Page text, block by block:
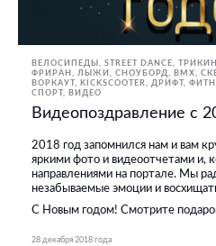
ВЕЛОСИПЕДЫ STREET DANCE
ФРИРАН
ЛЫЖИ, СНОУБОРД BMX,
ВОРКАУТ
KICKSCOOTER ДРИФТ
СПОРТ
ВИДЕО
Видеопоздравление с
2018 год запомнился нам и вам
яркими фото и видеоотчетами и,
направлениями на портале. Мы
незабываемые эмоции и
С Новым годом! Смотрите
28 декабря 2018 года